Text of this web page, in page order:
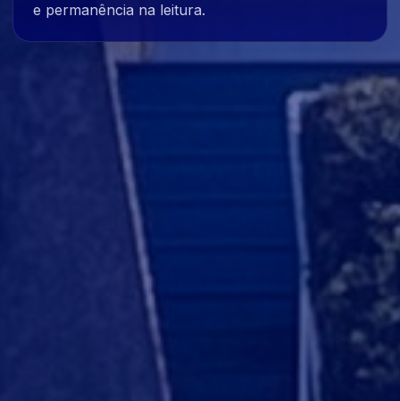
e permanência na leitura.